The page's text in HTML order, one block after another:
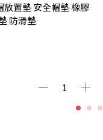
放置墊 安全帽墊 橡膠
防滑墊